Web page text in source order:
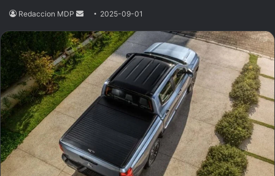
Redaccion MDP
Send
email
2025-09-01